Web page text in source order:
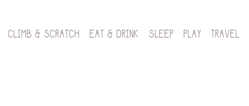
CLIMB & SCRATCH EAT & DRINK SLEEP PLAY TRAVEL